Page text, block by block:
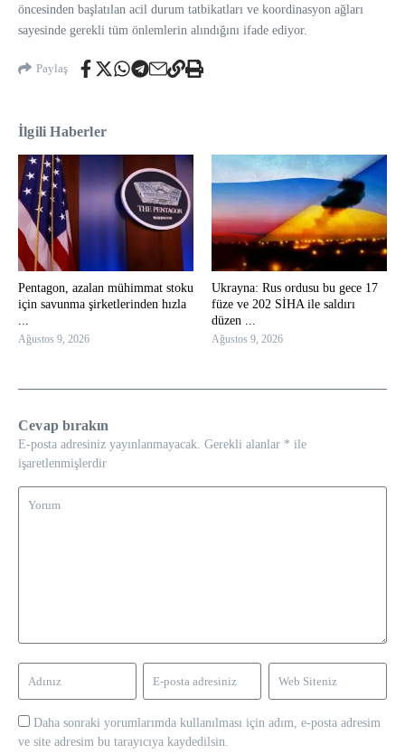
öncesinden başlatılan acil durum tatbikatları ve koordinasyon ağları
sayesinde gerekli tüm önlemlerin alındığını ifade ediyor.
Paylaş
İlgili Haberler
Pentagon, azalan mühimmat stoku
için savunma şirketlerinden hızla
Ağustos 9, 2026
Ukrayna: Rus ordusu bu gece 17
füze ve 202 SİHA ile saldırı
düzen ...
Ağustos 9, 2026
Cevap bırakın
E-posta adresiniz yayınlanmayacak. Gerekli alanlar * ile
işaretlenmişlerdir
Daha sonraki yorumlarımda kullanılması için adım, e-posta adresim
ve site adresim bu tarayıcıya kaydedilsin.